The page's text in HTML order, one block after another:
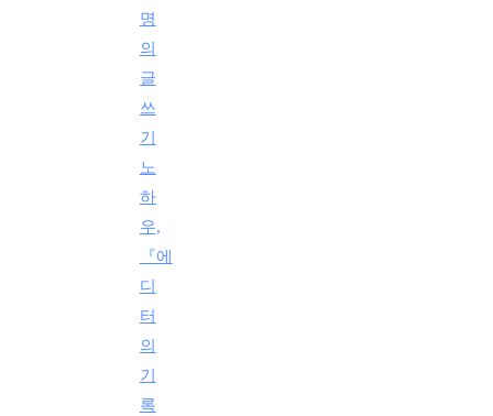
명
의
글
쓰
기
노
하
우,
『에
디
터
의
기
록